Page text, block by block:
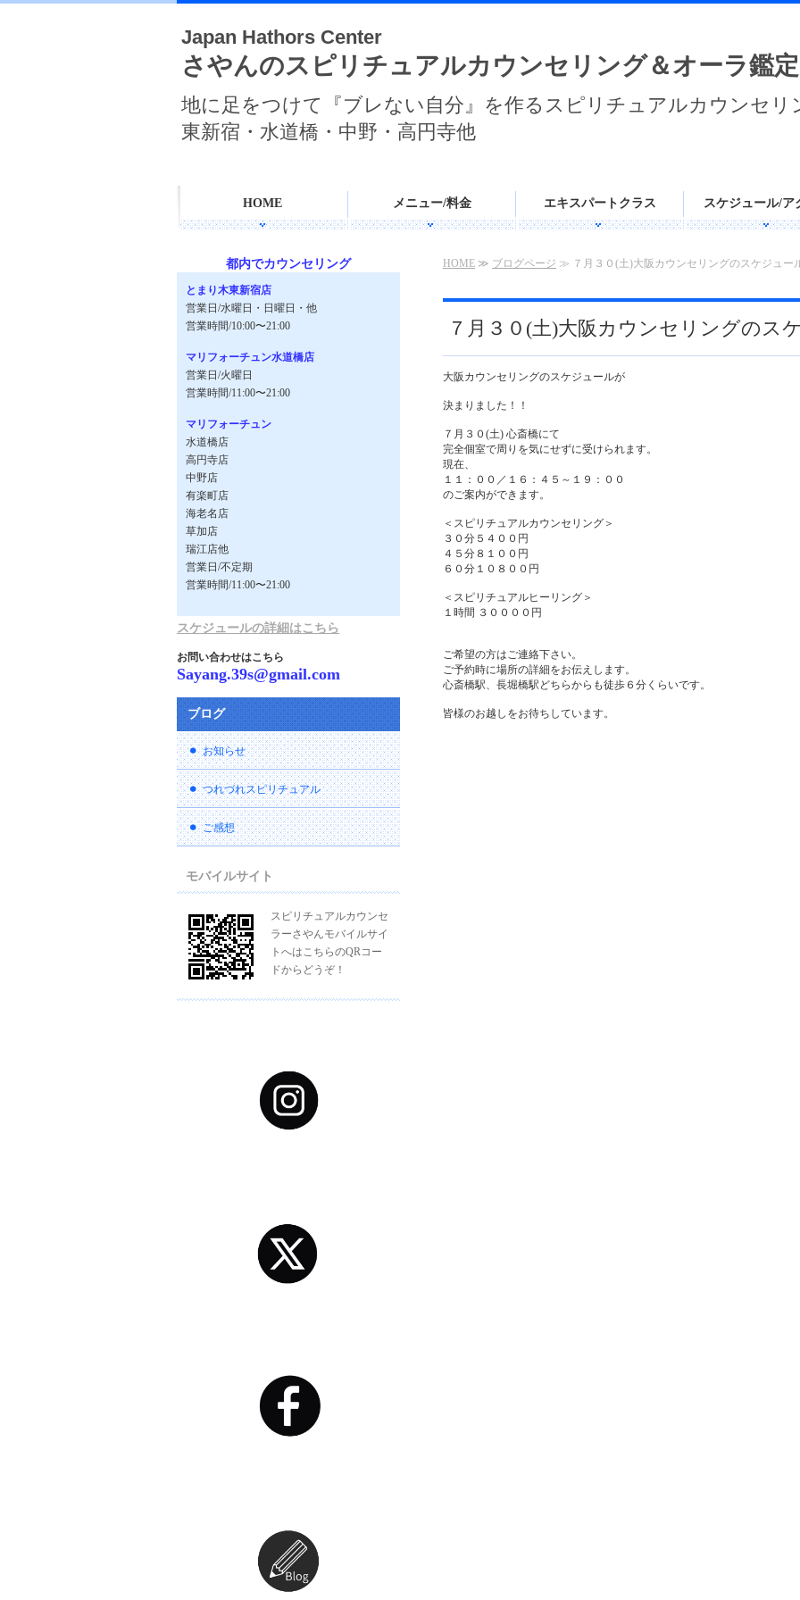
Japan Hathors Center
さやんのスピリチュアルカウンセリング＆オーラ鑑定
地に足をつけて『ブレない自分』を作るスピリチュアルカウンセリ
東新宿・水道橋・中野・高円寺他
HOME メニュー/料金 エキスパートクラス スケジュール/ア
HOME ≫ ブログページ ≫ ７月３０(土)大阪カウンセリングのスケジュー
７月３０(土)大阪カウンセリングのス
大阪カウンセリングのスケジュールが
決まりました！！
７月３０(土) 心斎橋にて
完全個室で周りを気にせずに受けられます。
現在、
１１：００／１６：４５～１９：００
のご案内ができます。
＜スピリチュアルカウンセリング＞
３０分５４００円
４５分８１００円
６０分１０８００円
＜スピリチュアルヒーリング＞
１時間 ３００００円
ご希望の方はご連絡下さい。
ご予約時に場所の詳細をお伝えします。
心斎橋駅、長堀橋駅どちらからも徒歩６分くらいです。
皆様のお越しをお待ちしています。
都内でカウンセリング
とまり木東新宿店
営業日/水曜日・日曜日・他
営業時間/10:00〜21:00
マリフォーチュン水道橋店
営業日/火曜日
営業時間/11:00〜21:00
マリフォーチュン
水道橋店
高円寺店
中野店
有楽町店
海老名店
草加店
瑞江店他
営業日/不定期
営業時間/11:00〜21:00
スケジュールの詳細はこちら
お問い合わせはこちら
Sayang.39s@gmail.com
ブログ
お知らせ
つれづれスピリチュアル
ご感想
モバイルサイト
スピリチュアルカウンセ
ラーさやんモバイルサイ
トへはこちらのQRコー
ドからどうぞ！